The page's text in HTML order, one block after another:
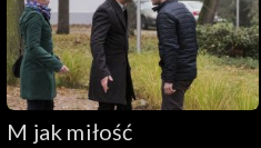
M jak miłość